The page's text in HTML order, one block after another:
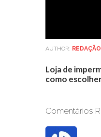
AUTHOR: REDAÇÃO
Loja de
como
Comentários